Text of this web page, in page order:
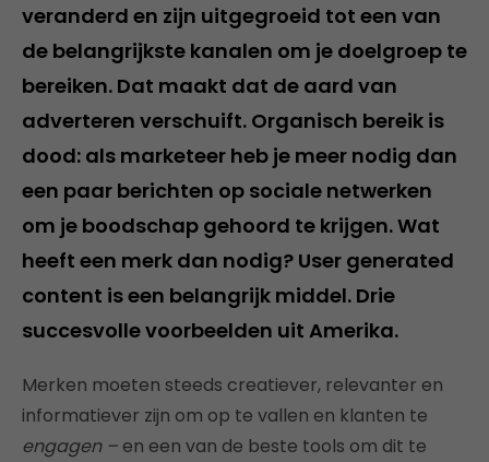
veranderd en zijn uitgegroeid tot een van
de belangrijkste kanalen om je doelgroep te
bereiken. Dat maakt dat de aard van
adverteren verschuift. Organisch bereik is
dood: als marketeer heb je meer nodig dan
een paar berichten op sociale netwerken
om je boodschap gehoord te krijgen. Wat
heeft een merk dan nodig? User generated
content is een belangrijk middel. Drie
succesvolle voorbeelden uit Amerika.
Merken moeten steeds creatiever, relevanter en
informatiever zijn om op te vallen en klanten te
engagen – en een van de beste tools om dit te